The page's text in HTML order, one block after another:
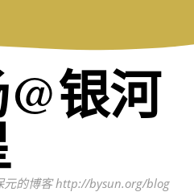
银河
元的博客 http://bysun.org/blog